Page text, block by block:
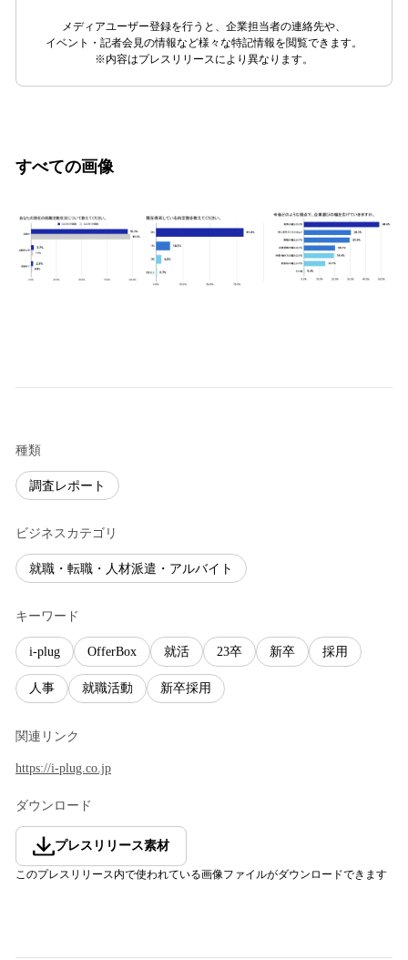
メディアユーザー登録を行うと、企業担当者の連絡先や、
イベント・記者会見の情報など様々な特記情報を閲覧できます。
※内容はプレスリリースにより異なります。
すべての画像
種類
調査レポート
ビジネスカテゴリ
就職・転職・人材派遣・アルバイト
キーワード
i-plug OfferBox 就活 23卒 新卒 採用
人事 就職活動 新卒採用
関連リンク
https://i-plug.co.jp
ダウンロード
プレスリリース素材
このプレスリリース内で使われている画像ファイルがダウンロードできます